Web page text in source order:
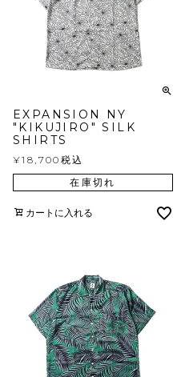
EXPANSION NY
"KIKUJIRO" SILK
SHIRTS
¥18,700 税込
在庫切れ
カートに入れる